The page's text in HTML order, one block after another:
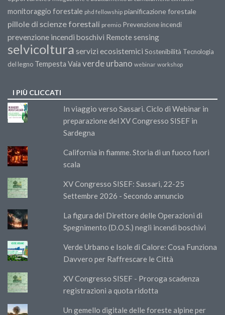
monitoraggio forestale phd fellowship pianificazione forestale
pillole di scienze forestali premio Prevenzione incendi
prevenzione incendi boschivi Remote sensing
selvicoltura servizi ecosistemici Sostenibilità Tecnologia
del legno Tempesta Vaia verde urbano webinar workshop
I PIÙ CLICCATI
In viaggio verso Sassari. Ciclo di Webinar in
preparazione del XV Congresso SISEF in
Sardegna
California in fiamme. Storia di un fuoco fuori
scala
XV Congresso SISEF: Sassari, 22-25
Settembre 2026 - Secondo annuncio
La figura del Direttore delle Operazioni di
Spegnimento (D.O.S.) negli incendi boschivi
Verde Urbano e Isole di Calore: Cosa Funziona
Davvero per Raffrescare le Città
XV Congresso SISEF - Proroga scadenza
registrazioni a quota ridotta
Un gemello digitale delle foreste alpine per